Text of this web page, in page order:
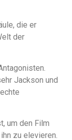
die er
der
Jackson und
um den Film
zu elevieren.